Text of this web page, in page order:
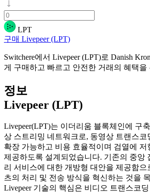
LPT
구매 Livepeer (LPT)
Switchere에서 Livepeer (LPT)로 Danish
게 구매하고 빠르고 안전한 거래의 혜택을
정보
Livepeer (LPT)
Livepeer(LPT)는 이더리움 블록체인에 구
상 스트리밍 네트워크로, 동영상 트랜스코
확장 가능하고 비용 효율적이며 검열에 저
제공하도록 설계되었습니다. 기존의 중앙
리 서비스에 대한 개방형 대안을 제공함으
츠의 처리 및 전송 방식을 혁신하는 것을
Livepeer 기술의 핵심은 비디오 트랜스코딩